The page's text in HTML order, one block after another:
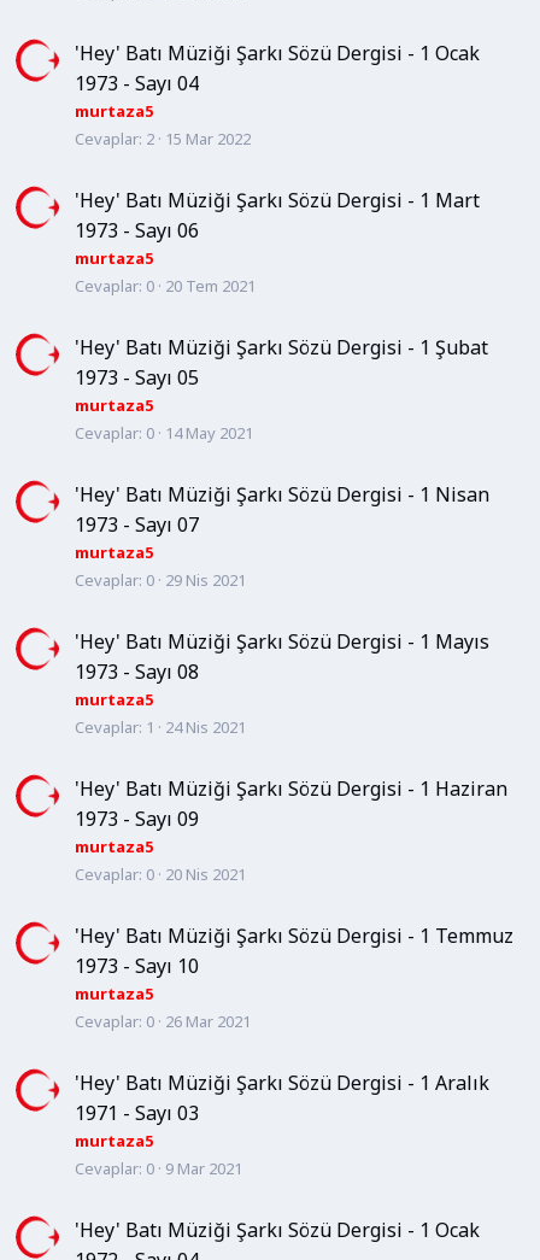
'Hey' Batı Müziği Şarkı Sözü Dergisi - 1 Ocak
1973 - Sayı 04
murtaza5
Cevaplar 2 15 Mar 2022
'Hey' Batı Müziği Şarkı Sözü Dergisi - 1 Mart
1973 - Sayı 06
murtaza5
Cevaplar 0 20 Tem 2021
'Hey' Batı Müziği Şarkı Sözü Dergisi - 1 Şubat
1973 - Sayı 05
murtaza5
Cevaplar 0 14 May 2021
'Hey' Batı Müziği Şarkı Sözü Dergisi - 1 Nisan
1973 - Sayı 07
murtaza5
Cevaplar 0 29 Nis 2021
'Hey' Batı Müziği Şarkı Sözü Dergisi - 1 Mayıs
1973 - Sayı 08
murtaza5
Cevaplar 1 24 Nis 2021
'Hey' Batı Müziği Şarkı Sözü Dergisi - 1 Haziran
1973 - Sayı 09
murtaza5
Cevaplar 0 20 Nis 2021
'Hey' Batı Müziği Şarkı Sözü Dergisi - 1 Temmuz
1973 - Sayı 10
murtaza5
Cevaplar 0 26 Mar 2021
'Hey' Batı Müziği Şarkı Sözü Dergisi - 1 Aralık
1971 - Sayı 03
murtaza5
Cevaplar 0 9 Mar 2021
'Hey' Batı Müziği Şarkı Sözü Dergisi - 1 Ocak